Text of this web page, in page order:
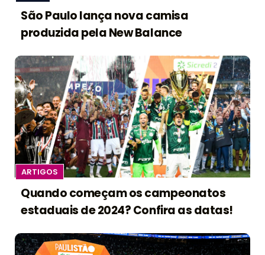
São Paulo lança nova camisa
produzida pela New Balance
ARTIGOS
Quando começam os campeonatos
estaduais de 2024? Confira as datas!